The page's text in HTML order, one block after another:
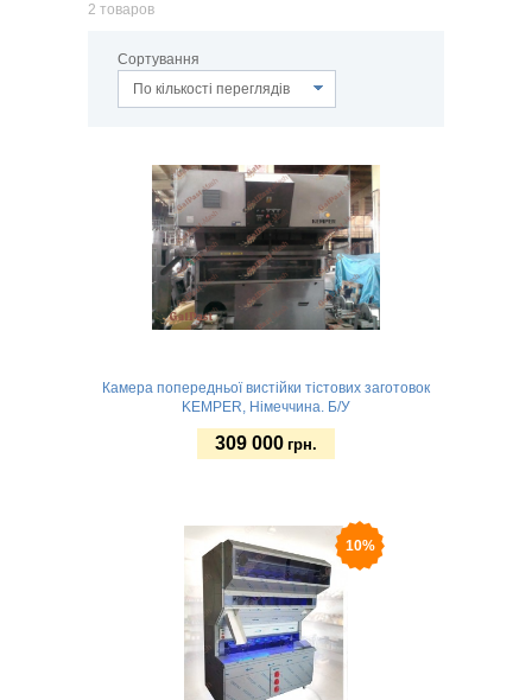
2 товаров
Сортування
По кількості переглядів
Камера попередньої вистійки тістових заготовок
KEMPER, Німеччина. Б/У
309 000 грн.
10%